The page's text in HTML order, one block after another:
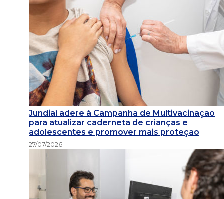
Jundiaí adere à Campanha de Multivacinação
para atualizar caderneta de crianças e
adolescentes e promover mais proteção
27/07/2026